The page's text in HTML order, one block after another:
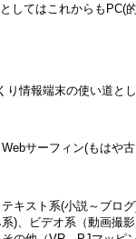
してはこれからもPC(
り情報端末の使い道と
サーフィン(もはや
キスト系(小説～ブロ
)、ビデオ系（動画撮